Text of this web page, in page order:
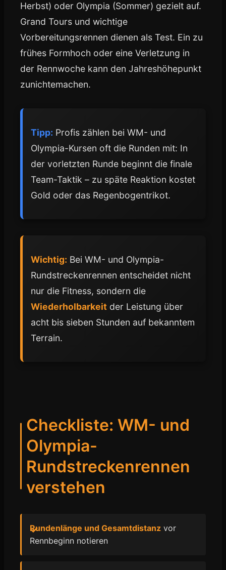
Herbst) oder Olympia (Sommer) gezielt auf.
Grand Tours und wichtige
Vorbereitungsrennen dienen als Test. Ein zu
frühes Formhoch oder eine Verletzung in
der Rennwoche kann den Jahreshöhepunkt
zunichtemachen.
Tipp: Profis zählen bei WM- und
Olympia-Kursen oft die Runden mit: In
der vorletzten Runde beginnt die finale
Team-Taktik – zu späte Reaktion kostet
Gold oder das Regenbogentrikot.
Wichtig: Bei WM- und Olympia-
Rundstreckenrennen entscheidet nicht
nur die Fitness, sondern die
Wiederholbarkeit der Leistung über
acht bis sieben Stunden auf bekanntem
Terrain.
Checkliste: WM- und
Olympia-
Rundstreckenrennen
verstehen
Rundenlänge und Gesamtdistanz vor
Rennbeginn notieren